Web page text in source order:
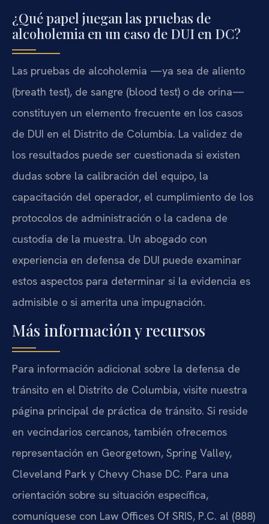
¿Qué papel juegan las pruebas de
alcoholemia en un caso de DUI en DC?
Las pruebas de alcoholemia —ya sea de aliento
(breath test), de sangre (blood test) o de orina—
constituyen un elemento frecuente en los casos
de DUI en el Distrito de Columbia. La validez de
los resultados puede ser cuestionada si existen
dudas sobre la calibración del equipo, la
capacitación del operador, el cumplimiento de los
protocolos de administración o la cadena de
custodia de la muestra. Un abogado con
experiencia en defensa de DUI puede examinar
estos aspectos para determinar si la evidencia es
admisible o si amerita una impugnación.
Más información y recursos
Para información adicional sobre la defensa de
tránsito en el Distrito de Columbia, visite nuestra
página principal de práctica de tránsito. Si reside
en vecindarios cercanos, también ofrecemos
representación en Georgetown, Spring Valley,
Cleveland Park y Chevy Chase DC. Para una
orientación sobre su situación específica,
comuníquese con Law Offices Of SRIS, P.C. al (888)